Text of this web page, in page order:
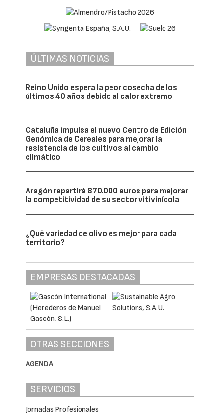
ÚLTIMAS NOTICIAS
Reino Unido espera la peor cosecha de los
últimos 40 años debido al calor extremo
Cataluña impulsa el nuevo Centro de Edición
Genómica de Cereales para mejorar la
resistencia de los cultivos al cambio
climático
Aragón repartirá 870.000 euros para mejorar
la competitividad de su sector vitivinícola
¿Qué variedad de olivo es mejor para cada
territorio?
EMPRESAS DESTACADAS
OTRAS SECCIONES
AGENDA
SERVICIOS
Jornadas Profesionales